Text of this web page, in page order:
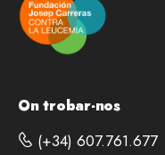
On trobar-nos
(+34) 607.761.677